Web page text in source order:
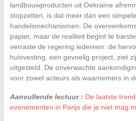
landbouwproducten uit Oekraïne
stopzetten, is dat meer dan een
handelsmechanismen. De
papier, maar de realiteit begint te
verraste de regering iedereen: de
huisvesting, een gevoelig project, ziet
uitgesteld. De onverwachte
voor zowel acteurs als waarnemers in
Aanvullende lectuur : De laatste
evenementen in Parijs die je niet mag